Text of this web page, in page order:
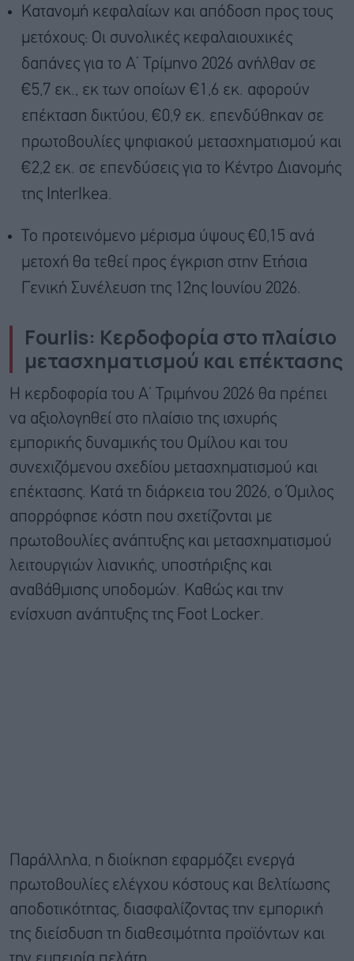
Κατανομή κεφαλαίων και απόδοση προς τους
μετόχους: Οι συνολικές κεφαλαιουχικές
δαπάνες για το Α’ Τρίμηνο 2026 ανήλθαν σε
€5,7 εκ., εκ των οποίων €1,6 εκ. αφορούν
επέκταση δικτύου, €0,9 εκ. επενδύθηκαν σε
πρωτοβουλίες ψηφιακού μετασχηματισμού και
€2,2 εκ. σε επενδύσεις για το Κέντρο Διανομής
της InterIkea.
Το προτεινόμενο μέρισμα ύψους €0,15 ανά
μετοχή θα τεθεί προς έγκριση στην Ετήσια
Γενική Συνέλευση της 12ης Ιουνίου 2026.
Fourlis: Κερδοφορία στο πλαίσιο
μετασχηματισμού και επέκτασης
Η κερδοφορία του Α’ Τριμήνου 2026 θα πρέπει
να αξιολογηθεί στο πλαίσιο της ισχυρής
εμπορικής δυναμικής του Ομίλου και του
συνεχιζόμενου σχεδίου μετασχηματισμού και
επέκτασης. Κατά τη διάρκεια του 2026, ο Όμιλος
απορρόφησε κόστη που σχετίζονται με
πρωτοβουλίες ανάπτυξης και μετασχηματισμού
λειτουργιών λιανικής, υποστήριξης και
αναβάθμισης υποδομών. Καθώς και την
ενίσχυση ανάπτυξης της Foot Locker.
Παράλληλα, η διοίκηση εφαρμόζει ενεργά
πρωτοβουλίες ελέγχου κόστους και βελτίωσης
αποδοτικότητας, διασφαλίζοντας την εμπορική
της διείσδυση τη διαθεσιμότητα προϊόντων και